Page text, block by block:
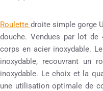
Roulettedroite simple gorge
douche. Vendues par lot de
corps en acier inoxydable.
inoxydable, recouvrant un
inoxydable. Le choix et la
une utilisation optimale de